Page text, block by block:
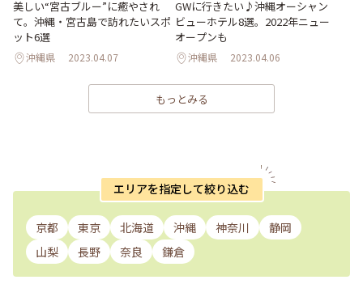
美しい“宮古ブルー”に癒やされ
て。沖縄・宮古島で訪れたいスポ
ット6選
沖縄県 2023.04.07
GWに行きたい♪沖縄オーシャン
ビューホテル8選。2022年ニュー
オープンも
沖縄県 2023.04.06
もっとみる
エリアを指定して絞り込む
京都 東京 北海道 沖縄 神奈川
静岡
山梨
長野 奈良 鎌倉